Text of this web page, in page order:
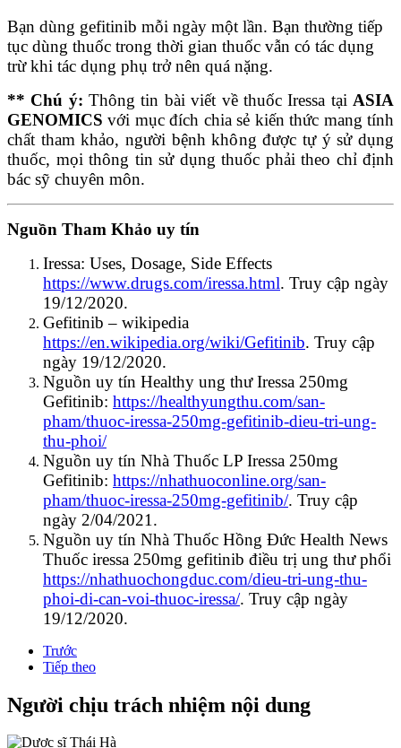
Bạn dùng gefitinib mỗi ngày một lần. Bạn thường tiếp
tục dùng thuốc trong thời gian thuốc vẫn có tác dụng
trừ khi tác dụng phụ trở nên quá nặng.
** Chú ý: Thông tin bài viết về thuốcIressa tại ASIA
GENOMICSvới mục đích chia sẻ kiến thức mang tính
chất tham khảo, người bệnh không được tự ý sử dụng
thuốc, mọi thông tin sử dụng thuốc phải theo chỉ định
bác sỹ chuyên môn.
Nguồn Tham Khảo uy tín
Iressa: Uses, Dosage, Side Effects
https://www.drugs.com/iressa.html. Truy cập ngày
19/12/2020.
Gefitinib – wikipedia
https://en.wikipedia.org/wiki/Gefitinib. Truy cập
ngày 19/12/2020.
Nguồn uy tín Healthy ung thư Iressa 250mg
Gefitinib: https://healthyungthu.com/san-
pham/thuoc-iressa-250mg-gefitinib-dieu-tri-ung-
thu-phoi/
Nguồn uy tín Nhà Thuốc LP Iressa 250mg
Gefitinib: https://nhathuoconline.org/san-
pham/thuoc-iressa-250mg-gefitinib/. Truy cập
ngày 2/04/2021.
Nguồn uy tín Nhà Thuốc Hồng Đức Health News
Thuốc iressa 250mg gefitinib điều trị ung thư phổi
https://nhathuochongduc.com/dieu-tri-ung-thu-
phoi-di-can-voi-thuoc-iressa/. Truy cập ngày
19/12/2020.
Trước
Tiếp theo
Người chịu trách nhiệm nội dung